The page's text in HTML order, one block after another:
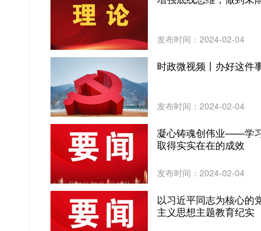
发布时间：2024-02-04
时政微视频丨办好这件
发布时间：2024-02-04
凝心铸魂创伟业——学
取得实实在在的成效
发布时间：2024-02-04
以习近平同志为核心的
主义思想主题教育纪实